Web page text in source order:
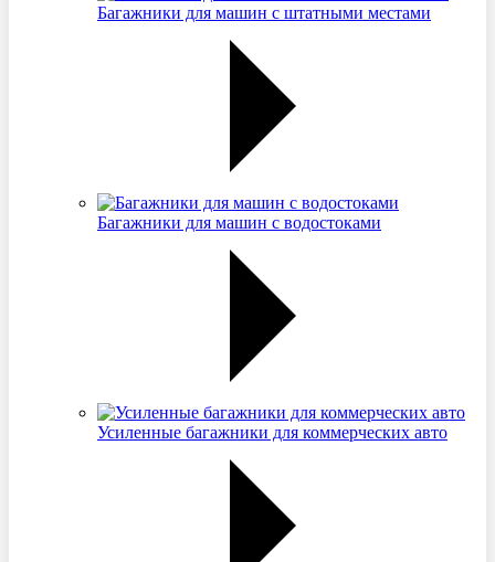
Багажники для машин с штатными местами
Багажники для машин с водостоками
Усиленные багажники для коммерческих авто